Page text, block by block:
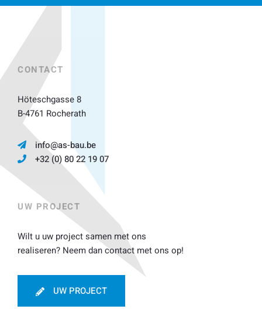
CONTACT
Höteschgasse 8
B-4761 Rocherath
info@as-bau.be
+32 (0) 80 22 19 07
UW PROJECT
Wilt u uw project samen met ons
realiseren? Neem dan contact met ons op!
UW PROJECT